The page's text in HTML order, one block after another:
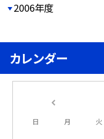
2006年度
カレンダー
日 月 火